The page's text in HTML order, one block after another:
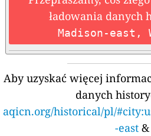
ładowania danych
Madison-east,
Aby uzyskać więcej
danych
aqicn.org/historical/pl/
-east &